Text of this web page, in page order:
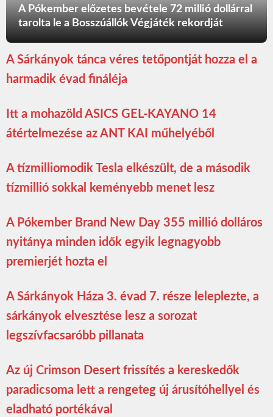
A Pókember előzetes bevétele 72 millió dollárral
tarolta le a Bosszúállók Végjáték rekordját
A Sárkányok tánca véres tetőpontját hozza el a
harmadik évad fináléja
Itt a mohazöld ASICS GEL-KAYANO 14
átértelmezése az ANT KAI műhelyéből
A tízmilliomodik Tesla elkészült, de a második
tízmillió sokkal keményebb menet lesz
A Pókember Brand New Day 355 millió dolláros
nyitánya minden idők egyik legnagyobb
premierjét hozta el
A Sárkányok Háza 3. évad 7. része leleplezte, a
sárkányok elvesztése lesz a sorozat
legszívfacsaróbb pillanata
Az új Crimson Desert frissítés a kereskedők
paradicsoma lett a rengeteg új árusítóhellyel és
eladható portékával